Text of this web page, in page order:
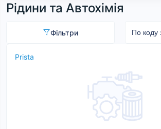
Рідини та Автохімія
Фільтри
Prista